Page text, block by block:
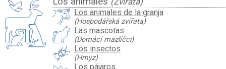
Los animales de la granja
(Hospodářská zvířata)
Las mascotas
(Domácí mazlíčci)
Los insectos
(Hmyz)
Los pájaros